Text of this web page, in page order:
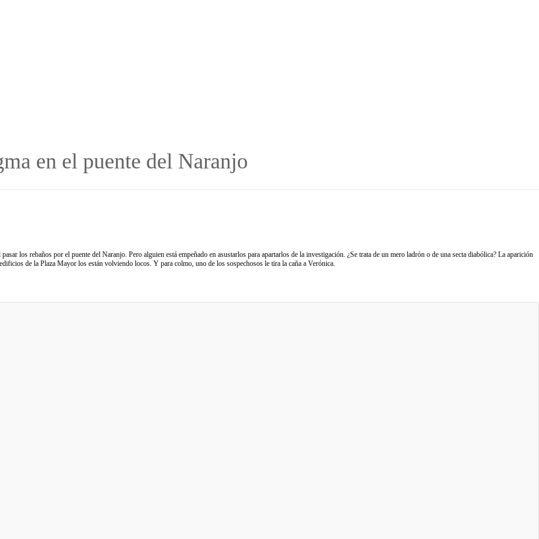
en el puente del Naranjo
los rebaños por el puente del Naranjo. Pero alguien está empeñado en asustarlos para apartarlos de la investigación. ¿Se trata de un mero ladrón o de una secta diabólica? La aparición
de la Plaza Mayor los están volviendo locos. Y para colmo, uno de los sospechosos le tira la caña a Verónica.